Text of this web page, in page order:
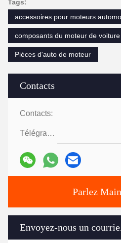
Contacts
Contacts:
Télégramme:
Parlez
Envoyez-nous un
Tags:
accessoires pour moteurs
composants du moteur de voiture
Pièces d'auto de moteur